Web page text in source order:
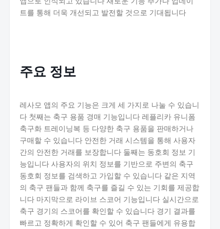
트를 통해 더욱 개선되고 발전할 것으로 기대됩니다
주요 정보
레사모 앱의 주요 기능은 크게 세 가지로 나눌 수 있습니
다 첫째는 축구 용품 경매 기능입니다 레플리카 유니폼
축구화 트레이닝복 등 다양한 축구 용품을 판매하거나
구매할 수 있습니다 안전한 거래 시스템을 통해 사용자
간의 안전한 거래를 보장합니다 둘째는 동호회 정보 기
능입니다 사용자의 위치 정보를 기반으로 주변의 축구
동호회 정보를 검색하고 가입할 수 있습니다 같은 지역
의 축구 팬들과 함께 축구를 즐길 수 있는 기회를 제공합
니다 마지막으로 라이브 스코어 기능입니다 실시간으로
축구 경기의 스코어를 확인할 수 있습니다 경기 결과를
빠르고 정확하게 확인할 수 있어 축구 팬들에게 유용합